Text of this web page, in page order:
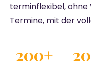
terminflexibel,
Termine, mit der
200+